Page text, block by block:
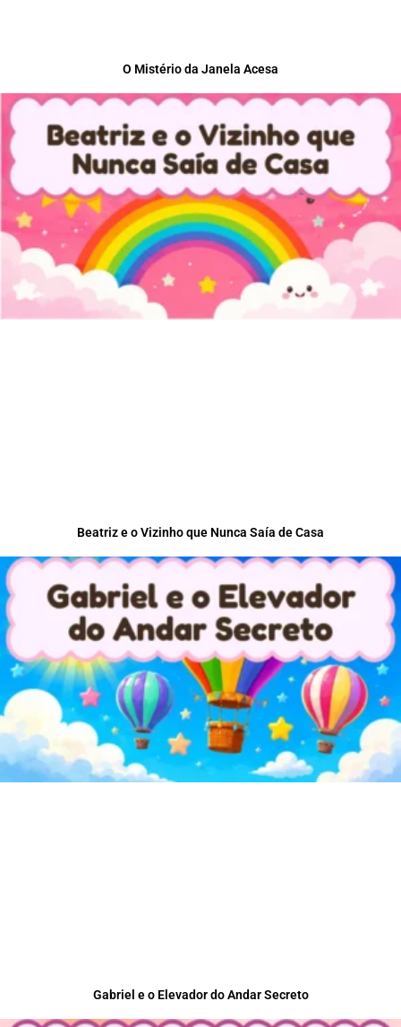
O Mistério da Janela Acesa
Beatriz e o Vizinho que Nunca Saía de Casa
Gabriel e o Elevador do Andar Secreto